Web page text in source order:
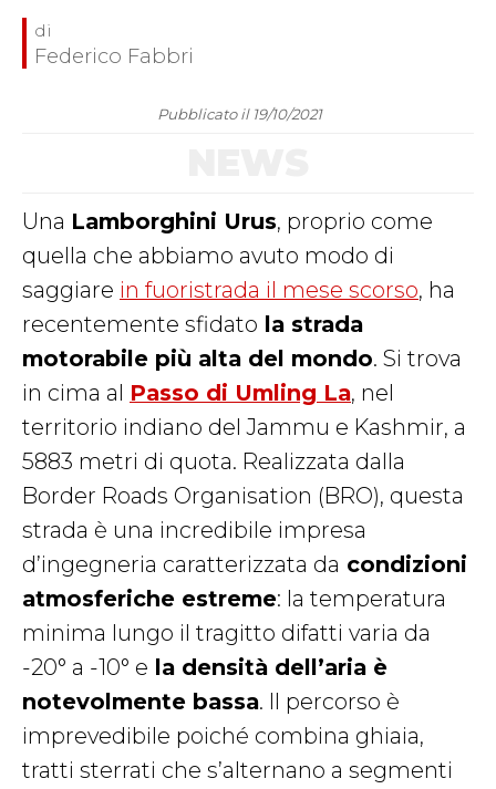
Federico Fabbri
Pubblicato il 19/10/2021
Una Lamborghini Urus, proprio come
quella che abbiamo avuto modo di
saggiare in fuoristrada il mese scorso, ha
recentemente sfidato la strada
motorabile più alta del mondo. Si trova
in cima al Passo di Umling La, nel
territorio indiano del Jammu e Kashmir, a
5883 metri di quota. Realizzata dalla
Border Roads Organisation (BRO), questa
strada è una incredibile impresa
d’ingegneria caratterizzata da condizioni
atmosferiche estreme: la temperatura
minima lungo il tragitto difatti varia da
-20° a -10° e la densità dell’aria è
notevolmente bassa. Il percorso è
imprevedibile poiché combina ghiaia,
tratti sterrati che s’alternano a segmenti